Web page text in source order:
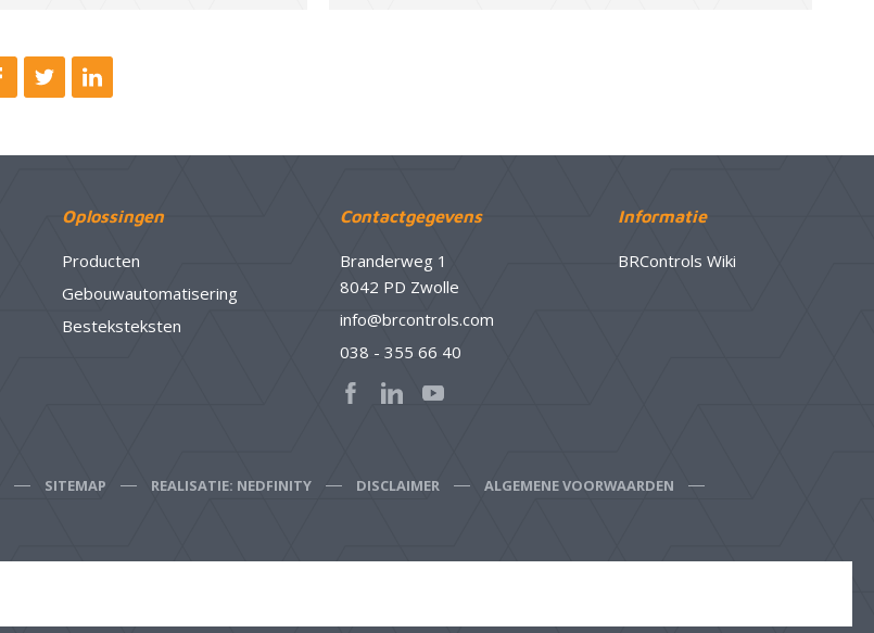
Oplossingen
Producten
Gebouwautomatisering
Besteksteksten
Contactgegevens
Branderweg 1
8042 PD Zwolle
info@brcontrols.com
038 - 355 66 40
Informatie
BRControls Wiki
SITEMAP REALISATIE: NEDFINITY DISCLAIMER
ALGEMENE VOORWAARDEN